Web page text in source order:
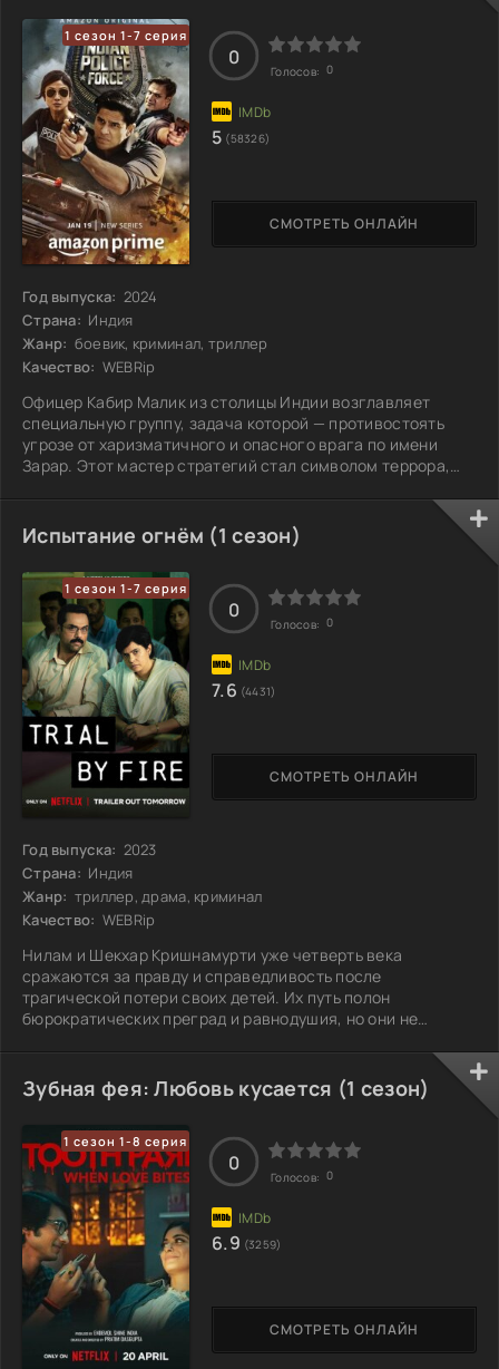
испытание. Напряжение росло, когда самолет
приземлился в Кандагаре, открывая новую главу в
1 сезон 1-7 серия
Год выпуска: 2024
Страна: Индия
Жанр: боевик, криминал, триллер
Качество: WEBRip
Офицер Кабир Малик из столицы Индии возглавляет
специальную группу, задача которой — противостоять
угрозе от харизматичного и опасного врага по имени
Зарар. Этот мастер стратегий стал символом террора,
обладая выдающимся опытом и стойкой волей, ведет
свою команду через сложные сети преступности, пытаясь
разрушить зловещие планы Зарара. В условиях
напряженного противостояния каждый шаг требует
предельной осторожности, ведь на кону — безопасность
СМОТРЕТЬ ОНЛАЙН
0
Голосов: 0
5 (58326)
Испытание огнём (1 сезон)
1 сезон 1-7 серия
Год выпуска: 2023
Страна: Индия
Жанр: триллер, драма, криминал
Качество: WEBRip
Нилам и Шекхар Кришнамурти уже четверть века
сражаются за правду и справедливость после
трагической потери своих детей. Их путь полон
бюрократических преград и равнодушия, но они не
нестандартные решения в самых сложных
обстоятельствах. Борясь с системной
несправедливостью, они становятся символом стойкости
и мужества, напоминая всем, что за правду стоит
бороться, даже если это тяжело. Но
СМОТРЕТЬ ОНЛАЙН
0
Голосов: 0
7.6 (4431)
Зубная фея: Любовь кусается (1 сезон)
1 сезон 1-8 серия
СМОТРЕТЬ ОНЛАЙН
0
Голосов: 0
6.9 (3259)